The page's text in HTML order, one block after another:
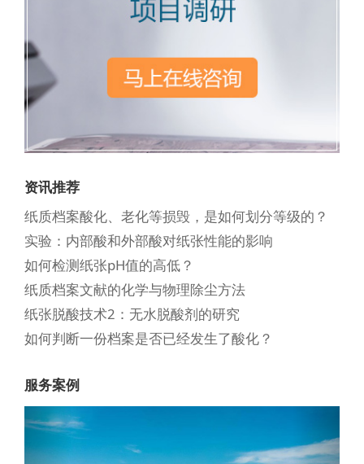
资讯推荐
纸质档案酸化、老化等损毁，是如何划分等级的？
实验：内部酸和外部酸对纸张性能的影响
如何检测纸张pH值的高低？
纸质档案文献的化学与物理除尘方法
纸张脱酸技术2：无水脱酸剂的研究
如何判断一份档案是否已经发生了酸化？
服务案例
Previous